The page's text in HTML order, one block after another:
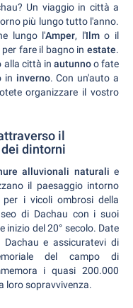
Un viaggio in città a
più lungo tutto l'anno.
lungo l'Amper, l'Ilmo il
per fare il bagno inestate.
alla città in autunnoo fate
in inverno. Con un'auto a
organizzare il vostro
il
dintorni
alluvionali naturali e
il paesaggio intorno
per i vicoli ombrosi della
di Dachau con i suoi
inizio del 20° secolo. Date
e assicuratevi di
del campo di
i quasi 200.000
loro sopravvivenza.